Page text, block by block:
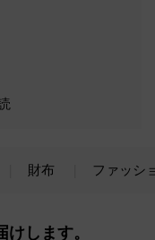
財布 ファッシ
します。​